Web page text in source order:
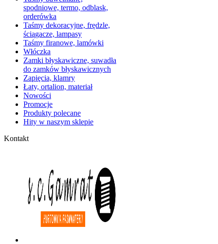
spodniowe, termo, odblask,
orderówka
Taśmy dekoracyjne, frędzle,
ściągacze, lampasy
Taśmy firanowe, lamówki
Włóczka
Zamki błyskawiczne, suwadła
do zamków błyskawicznych
Zapięcia, klamry
Łaty, ortalion, materiał
Nowości
Promocje
Produkty polecane
Hity w naszym sklepie
Kontakt